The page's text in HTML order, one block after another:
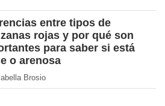
entre tipos de
rojas y por qué son
para saber si está
o arenosa
Brosio